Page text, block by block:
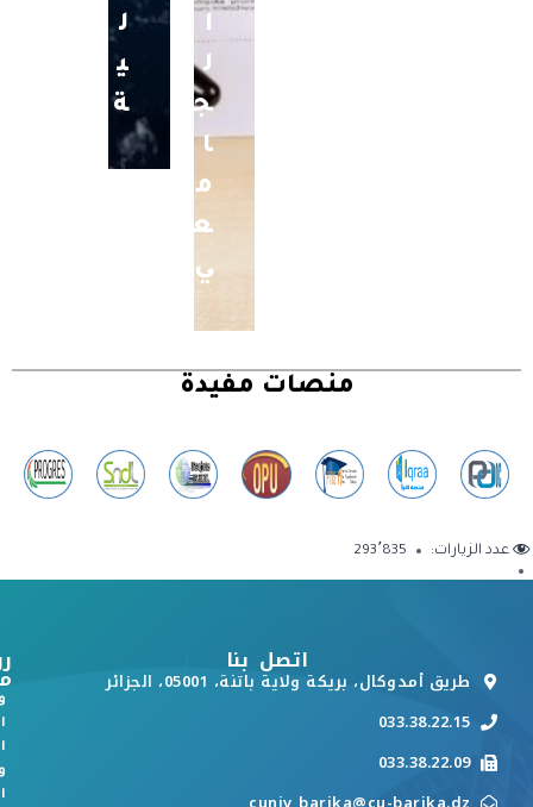
ا
ل
ج
ا
م
ع
ي
ل
ي
ة
منصات مفيدة
عدد الزيارات: 293٬835
اتصل بنا
طريق أمدوكال، بريكة ولاية باتنة، 05001، الجزائر
033.38.22.15
033.38.22.09